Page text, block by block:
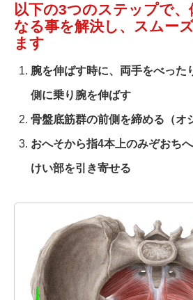
以下の3つのステップで、
なる事を解決し、スムー
ます
腕を伸ばす時に、両手をべった
側に乗り腕を伸ばす
骨盤底筋群の前側を締める（オ
おへそから指4本上のみぞおち
けい部を引き寄せる